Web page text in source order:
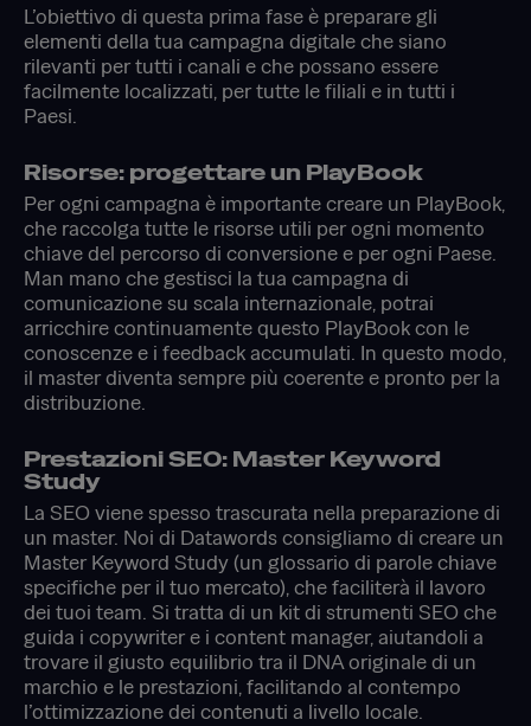
L’obiettivo di questa prima fase è preparare gli
elementi della tua campagna digitale che siano
rilevanti per tutti i canali e che possano essere
facilmente localizzati, per tutte le filiali e in tutti i
Paesi.
Risorse: progettare un PlayBook
Per ogni campagna è importante creare un PlayBook,
che raccolga tutte le risorse utili per ogni momento
chiave del percorso di conversione e per ogni Paese.
Man mano che gestisci la tua campagna di
comunicazione su scala internazionale, potrai
arricchire continuamente questo PlayBook con le
conoscenze e i feedback accumulati. In questo modo,
il master diventa sempre più coerente e pronto per la
distribuzione.
Prestazioni SEO: Master Keyword
Study
La SEO viene spesso trascurata nella preparazione di
un master. Noi di Datawords consigliamo di creare un
Master Keyword Study (un glossario di parole chiave
specifiche per il tuo mercato), che faciliterà il lavoro
dei tuoi team. Si tratta di un kit di strumenti SEO che
guida i copywriter e i content manager, aiutandoli a
trovare il giusto equilibrio tra il DNA originale di un
marchio e le prestazioni, facilitando al contempo
l’ottimizzazione dei contenuti a livello locale.